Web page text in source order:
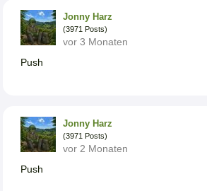
Jonny Harz
(3971 Posts)
vor 3 Monaten
Push
Jonny Harz
(3971 Posts)
vor 2 Monaten
Push